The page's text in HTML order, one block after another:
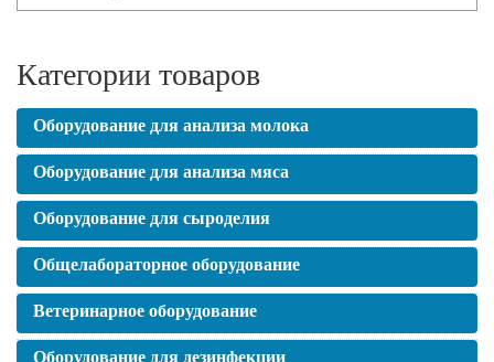
Категории товаров
Оборудование для анализа молока
Оборудование для анализа мяса
Оборудование для сыроделия
Общелабораторное оборудование
Ветеринарное оборудование
Оборудование для дезинфекции